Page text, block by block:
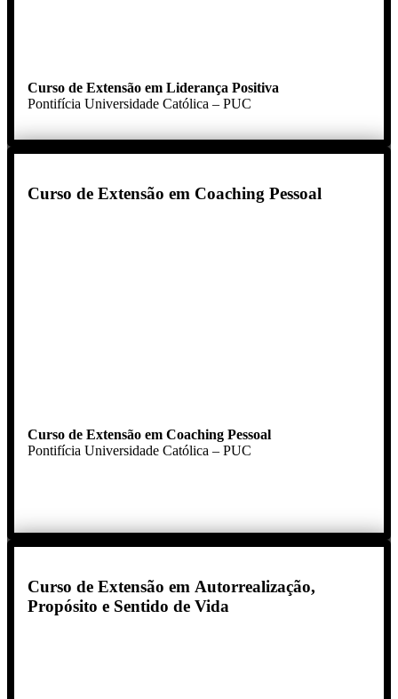
Curso de Extensão em Liderança Positiva
Pontifícia Universidade Católica – PUC
Curso de Extensão em Coaching Pessoal
Curso de Extensão em Coaching Pessoal
Pontifícia Universidade Católica – PUC
Curso de Extensão em Autorrealização,
Propósito e Sentido de Vida